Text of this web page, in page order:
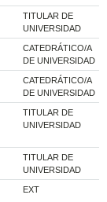
TITULAR DE
UNIVERSIDAD
CATEDRÁTICO/A
DE UNIVERSIDAD
CATEDRÁTICO/A
DE UNIVERSIDAD
TITULAR DE
UNIVERSIDAD
TITULAR DE
UNIVERSIDAD
EXT